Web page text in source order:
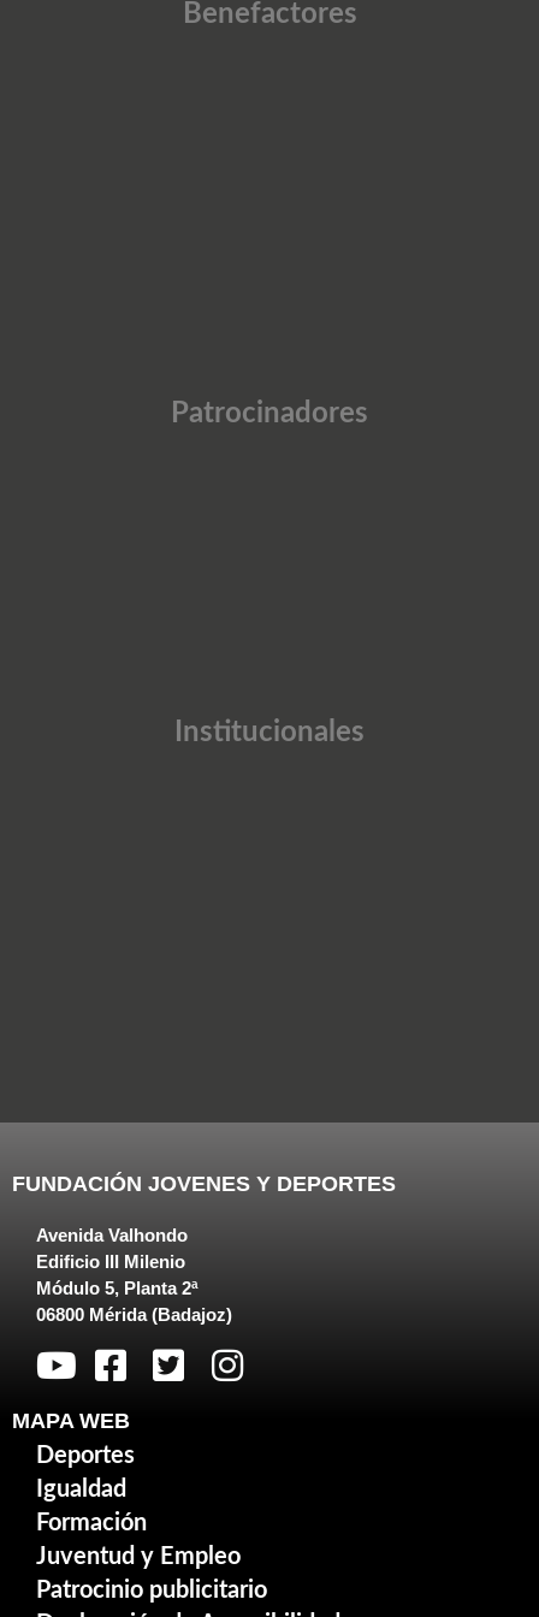
Benefactores
Patrocinadores
Institucionales
FUNDACIÓN JOVENES Y DEPORTES
Avenida Valhondo
Edificio III Milenio
Módulo 5, Planta 2ª
06800 Mérida (Badajoz)
MAPA WEB
Deportes
Igualdad
Formación
Juventud y Empleo
Patrocinio publicitario